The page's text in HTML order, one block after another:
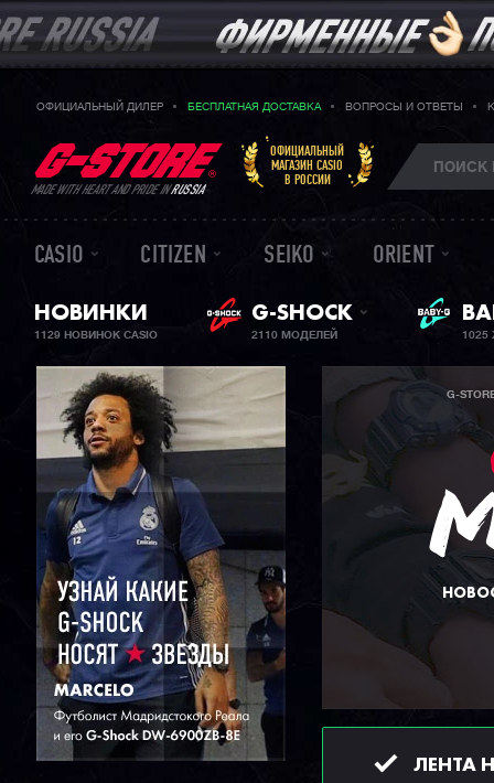
ОФИЦИАЛЬНЫЙ ДИЛЕР БЕСПЛАТНАЯ ДОСТАВКА ВОПРОСЫ И ОТВЕТЫ
MADE WITH HEART AND PRIDE INRUSSIA
ОФИЦИАЛЬНЫЙ
МАГАЗИН CASIO
В РОССИИ
CASIO CITIZEN SEIKO ORIENT
НОВИНКИ
1129 НОВИНОК CASIO
G-SHOCK
2110 МОДЕЛЕЙ
G-
ЛЕНТА